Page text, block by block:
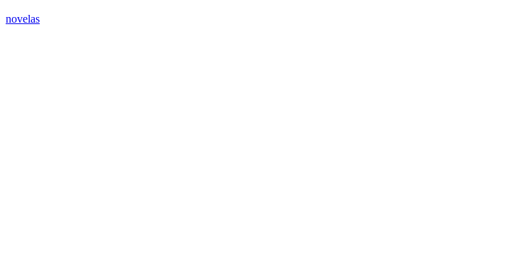
novelas